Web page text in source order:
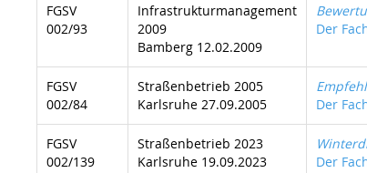
FGSV
002/93
Infrastrukturmanagement
2009
Bamberg 12.02.2009
Der
FGSV
002/84
Straßenbetrieb 2005
Karlsruhe 27.09.2005
Der
FGSV
002/139
Straßenbetrieb 2023
Karlsruhe 19.09.2023
Der